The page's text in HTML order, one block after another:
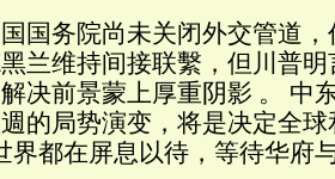
国务院尚未关闭外交管道
兰维持间接联繫，但川普
决前景蒙上厚重阴影 。 中
的局势演变，将是决定全
界都在屏息以待，等待华府